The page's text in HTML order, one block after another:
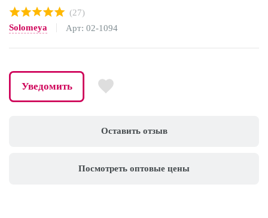
Оставить отзыв
Посмотреть оптовые цены
(27)
Solomeya
Арт: 02-1094
Уведомить